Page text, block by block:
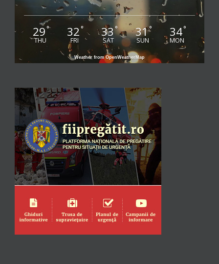
29°
THU
32°
FRI
33 °
SAT
31°
SUN
34°
MON
Weather from OpenWeatherMap